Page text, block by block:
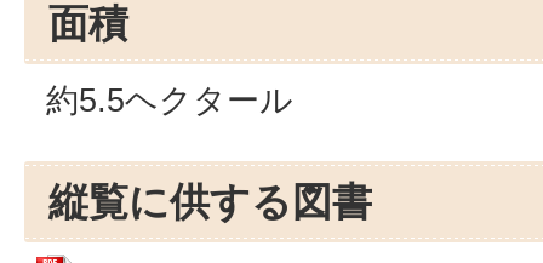
面積
約5.5ヘクタール
縦覧に供する図書